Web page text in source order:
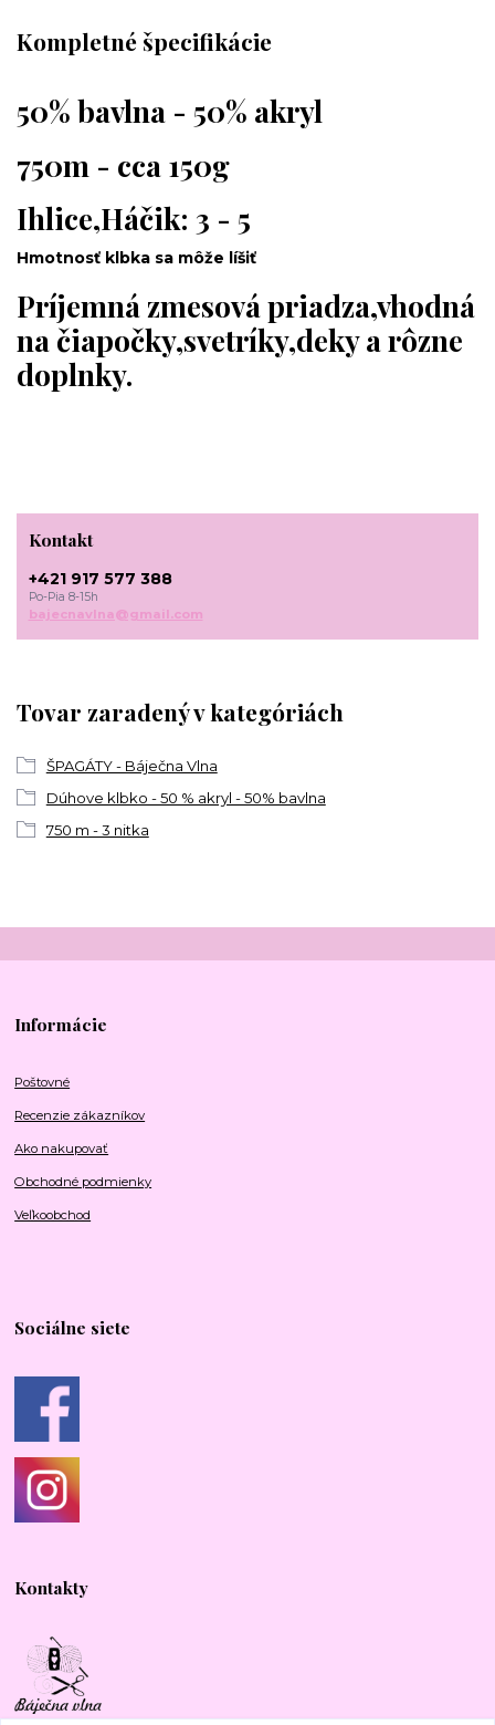
Kompletné špecifikácie
50% bavlna - 50% akryl
750m - cca 150g
Ihlice,Háčik: 3 - 5
Hmotnosť klbka sa môže líšiť
Príjemná zmesová priadza,vhodná
na čiapočky,svetríky,deky a rôzne
doplnky.
Tovar zaradený v kategóriách
ŠPAGÁTY - Báječna Vlna
Dúhove klbko - 50 % akryl - 50% bavlna
750 m - 3 nitka
Kontakt
+421 917 577 388
Po-Pia 8-15h
bajecnavlna@gmail.com
Informácie
Poštovné
Recenzie zákazníkov
Ako nakupovať
Obchodné podmienky
Veľkoobchod
Sociálne siete
Kontakty